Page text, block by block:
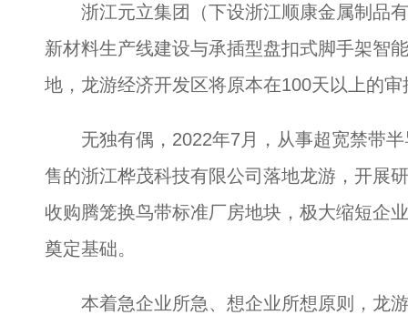
浙江元立集团（下设浙江顺康金属制品有
新材料生产线建设与承插型盘扣式脚手架智
地，龙游经济开发区将原本在100天以上的
无独有偶，2022年7月，从事超宽禁带半
售的浙江桦茂科技有限公司落地龙游，开展
收购腾笼换鸟带标准厂房地块，极大缩短企
奠定基础。
本着急企业所急、想企业所想原则，龙游